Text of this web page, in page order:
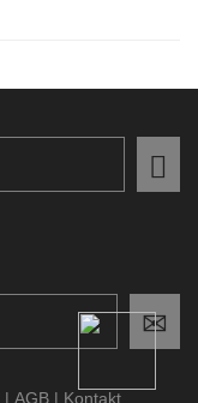
AGB Kontakt